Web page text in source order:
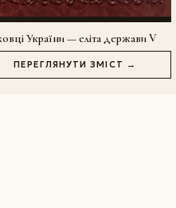
України — еліта держави V
ПЕРЕГЛЯНУТИ ЗМІСТ →